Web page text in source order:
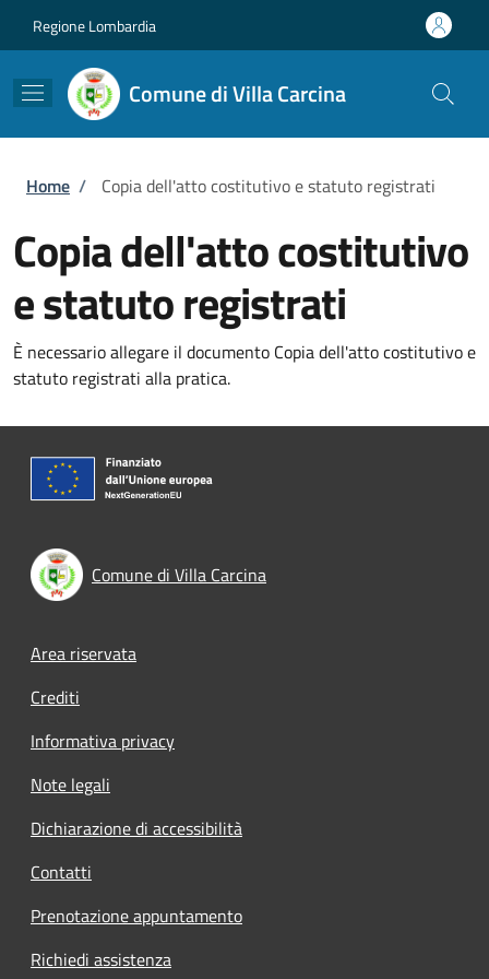
Regione Lombardia
Comune di Villa Carcina
Briciole di pane
Home / Copia dell'atto costitutivo e statuto registrati
Copia dell'atto costitutivo
e statuto registrati
È necessario allegare il documento Copia dell'atto costitutivo e
statuto registrati alla pratica.
Comune di Villa Carcina
Footer menu
Area riservata
Crediti
Informativa privacy
Note legali
Dichiarazione di accessibilità
Contatti
Prenotazione appuntamento
Richiedi assistenza